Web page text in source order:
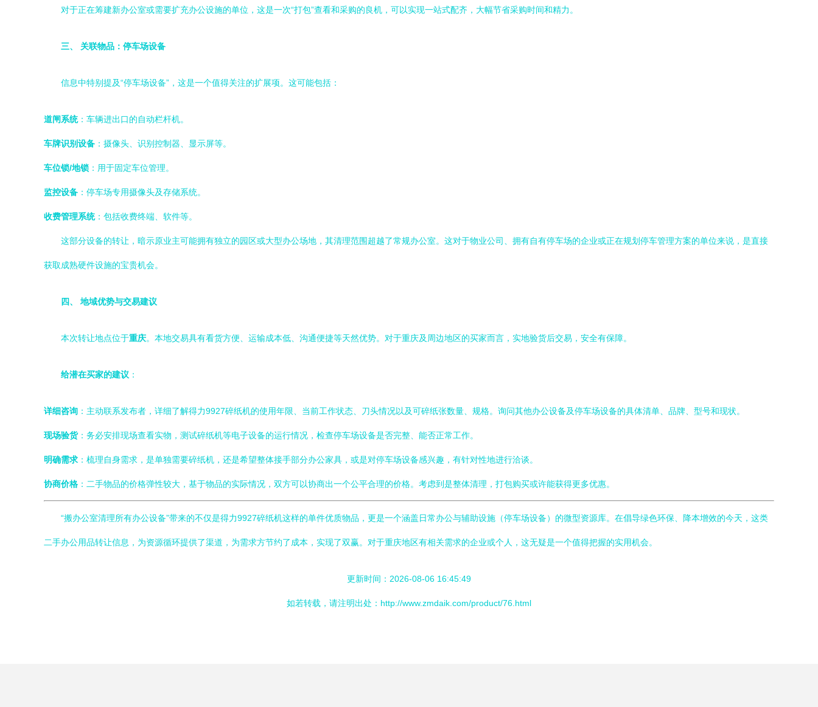
对于正在筹建新办公室或需要扩充办公设施的单位，这是一次“打包”查看和采购的良机，可以实现一站式配齐，大幅节省采购时间和精力。
三、 关联物品：停车场设备
信息中特别提及“停车场设备”，这是一个值得关注的扩展项。这可能包括：
道闸系统：车辆进出口的自动栏杆机。
车牌识别设备 ：摄像头、识别控制器、显示屏等。
车位锁/地锁 ：用于固定车位管理。
监控设备 ：停车场专用摄像头及存储系统。
收费管理系统：包括收费终端、软件等。
这部分设备的转让，暗示原业主可能拥有独立的园区或大型办公场地，其清理范围超越了常规办公室。这对于物业公司、拥有自有停车场的企业或正在规划停车管理方案的单位来说，是直接
获取成熟硬件设施的宝贵机会。
四、 地域优势与交易建议
本次转让地点位于重庆。本地交易具有看货方便、运输成本低、沟通便捷等天然优势。对于重庆及周边地区的买家而言，实地验货后交易，安全有保障。
给潜在买家的建议 ：
详细咨询 ：主动联系发布者，详细了解得力9927碎纸机的使用年限、当前工作状态、刀头情况以及可碎纸张数量、规格。询问其他办公设备及停车场设备的具体清单、品牌、型号和现状。
现场验货：务必安排现场查看实物，测试碎纸机等电子设备的运行情况，检查停车场设备是否完整、能否正常工作。
明确需求 ：梳理自身需求，是单独需要碎纸机，还是希望整体接手部分办公家具，或是对停车场设备感兴趣，有针对性地进行洽谈。
协商价格 ：二手物品的价格弹性较大，基于物品的实际情况，双方可以协商出一个公平合理的价格。考虑到是整体清理，打包购买或许能获得更多优惠。
“搬办公室清理所有办公设备”带来的不仅是得力9927碎纸机这样的单件优质物品，更是一个涵盖日常办公与辅助设施（停车场设备）的微型资源库。在倡导绿色环保、降本增效的今天，这类
二手办公用品转让信息，为资源循环提供了渠道，为需求方节约了成本，实现了双赢。对于重庆地区有相关需求的企业或个人，这无疑是一个值得把握的实用机会。
更新时间：2026-08-06 16:45:49
如若转载，请注明出处：http://www.zmdaik.com/product/76.html